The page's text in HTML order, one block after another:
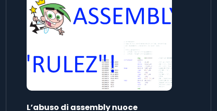
L’abuso di assembly nuoce